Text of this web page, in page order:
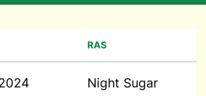
RAS
Night Sugar